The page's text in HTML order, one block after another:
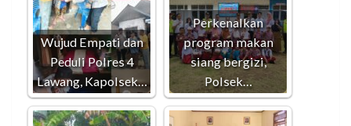
Wujud Empati dan
Peduli Polres 4
Lawang, Kapolsek…
Perkenalkan
program makan
siang bergizi,
Polsek…